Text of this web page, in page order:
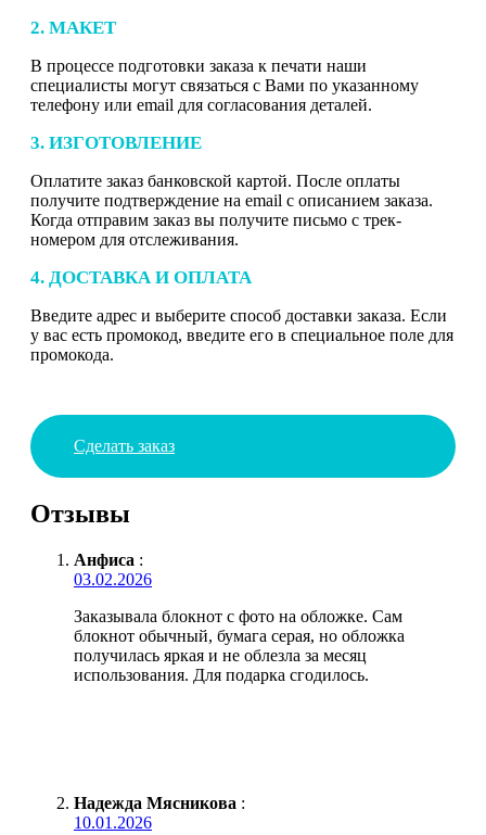
2. МАКЕТ
В процессе подготовки заказа к печати наши
специалисты могут связаться с Вами по указанному
телефону или email для согласования деталей.
3. ИЗГОТОВЛЕНИЕ
Оплатите заказ банковской картой. После оплаты
получите подтверждение на email с описанием заказа.
Когда отправим заказ вы получите письмо с трек-
номером для отслеживания.
4. ДОСТАВКА И ОПЛАТА
Введите адрес и выберите способ доставки заказа. Если
у вас есть промокод, введите его в специальное поле для
промокода.
Сделать заказ
Отзывы
Анфиса :
03.02.2026
Заказывала блокнот с фото на обложке. Сам
блокнот обычный, бумага серая, но обложка
получилась яркая и не облезла за месяц
использования. Для подарка сгодилось.
Надежда Мясникова :
10.01.2026